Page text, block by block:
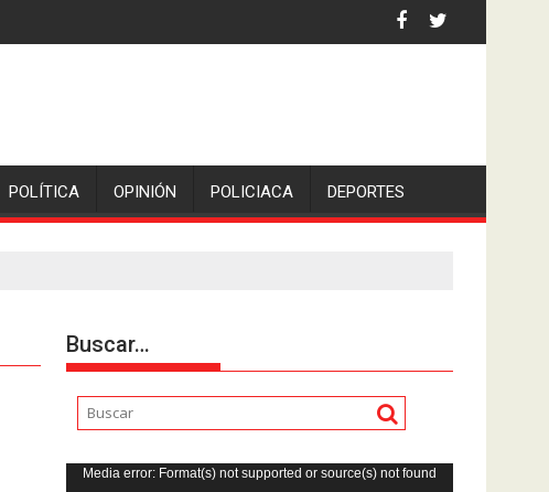
político: Sheinbaum
POLÍTICA OPINIÓN POLICIACA DEPORTES
Buscar…
Reproductor
Media error: Format(s) not supported or source(s) not found